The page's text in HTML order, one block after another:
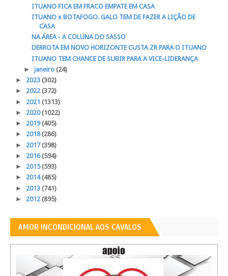
ITUANO FICA EM FRACO EMPATE EM CASA
ITUANO x BOTAFOGO. GALO TEM DE FAZER A LIÇÃO DE
CASA
NA ÁREA - A COLUNA DO SASSO
DERROTA EM NOVO HORIZONTE CUSTA ZR PARA O ITUANO
ITUANO TEM CHANCE DE SUBIR PARA A VICE-LIDERANÇA
► janeiro (24)
► 2023 (302)
► 2022(372)
► 2021 (1313)
► 2020(1022)
► 2019(405)
► 2018(286)
► 2017(398)
► 2016(594)
► 2015(593)
► 2014(485)
► 2013 (741)
► 2012(895)
AMOR INCONDICIONAL AOS CAVALOS